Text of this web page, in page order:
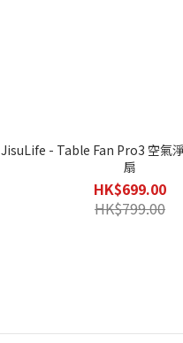
JisuLife - Table Fan Pro3 空氣
扇
HK$699.00
HK$799.00